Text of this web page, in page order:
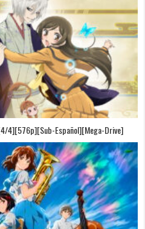
4][576p][Sub-Español][Mega-Drive]